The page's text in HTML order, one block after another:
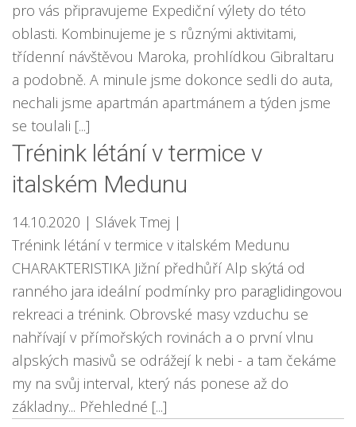
pro vás připravujeme Expediční výlety do této
oblasti. Kombinujeme je s různými aktivitami,
třídenní návštěvou Maroka, prohlídkou Gibraltaru
a podobně. A minule jsme dokonce sedli do auta,
nechali jsme apartmán apartmánem a týden jsme
se toulali [...]
Trénink létání v termice v
italském Medunu
14.10.2020 | Slávek Tmej |
Trénink létání v termice v italském Medunu
CHARAKTERISTIKA Jižní předhůří Alp skýtá od
ranného jara ideální podmínky pro paraglidingovou
rekreaci a trénink. Obrovské masy vzduchu se
nahřívají v přímořských rovinách a o první vlnu
alpských masivů se odrážejí k nebi - a tam čekáme
my na svůj interval, který nás ponese až do
základny... Přehledné [...]